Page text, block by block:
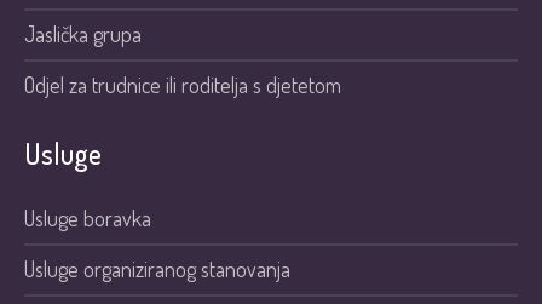
Jaslička grupa
Odjel za trudnice ili roditelja s djetetom
Usluge
Usluge boravka
Usluge organiziranog stanovanja